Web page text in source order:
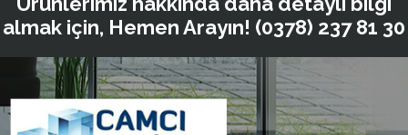
almak için, Hemen Arayın! (0378) 237 81 30